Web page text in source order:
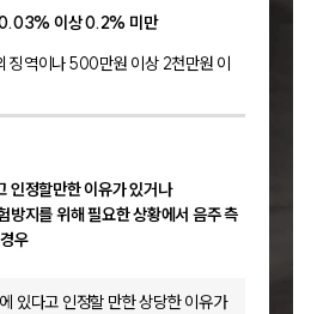
0.03% 이상 0.2% 미만
징역이나 500만원 이상 2천만원 이
인정할만한 이유가 있거나
방지를 위해 필요한 상황에서 음주 측
우
있다고 인정할 만한 상당한 이유가